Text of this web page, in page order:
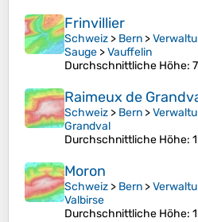
Frinvillier
Schweiz > Bern >
Sauge >Vauffelin
Durchschnittliche Höhe:
Raimeux de
Schweiz > Bern >
Grandval
Durchschnittliche Höhe:
Moron
Schweiz > Bern >
Valbirse
Durchschnittliche Höhe: